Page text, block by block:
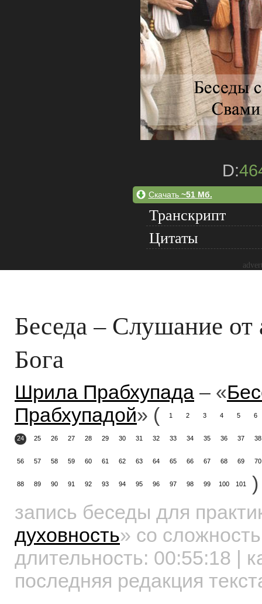
D:
Скачать ~51 Мб.
Транскрипт
Цитаты
Беседа – Слушание от
Бога
Шрила Прабхупада – «
Прабхупадой» ( 1 2 3 4 5 6
24 25 26 27 28 29 30 31 32 33 34 35 36 37 38
56 57 58 59 60 61 62 63 64 65 66 67 68 69 70
88 89 90 91 92 93 94 95 96 97 98 99 100 101
)
запись беседы для
духовность» со
длительность: 00:55:18 |
последняя редакция